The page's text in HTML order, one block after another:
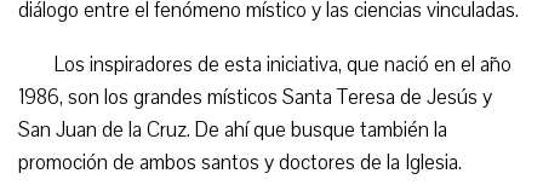
diálogo entre el fenómeno místico y las ciencias vinculadas.
Los inspiradores de esta iniciativa, que nació en el año
1986, son los grandes místicos Santa Teresa de Jesús y
San Juan de la Cruz. De ahí que busque también la
promoción de ambos santos y doctores de la Iglesia.